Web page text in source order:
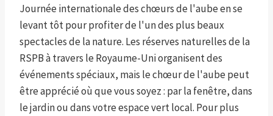
Journée internationale des chœurs de l'aube en se
levant tôt pour profiter de l'un des plus beaux
spectacles de la nature. Les réserves naturelles de la
RSPB à travers le Royaume-Uni organisent des
événements spéciaux, mais le chœur de l'aube peut
être apprécié où que vous soyez : par la fenêtre, dans
le jardin ou dans votre espace vert local. Pour plus